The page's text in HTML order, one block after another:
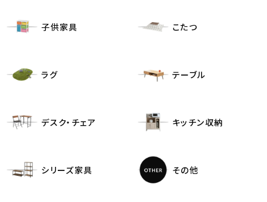
子供家具 こたつ
ラグ テーブル
デスク・チェア キッチン収納
シリーズ家具 その他